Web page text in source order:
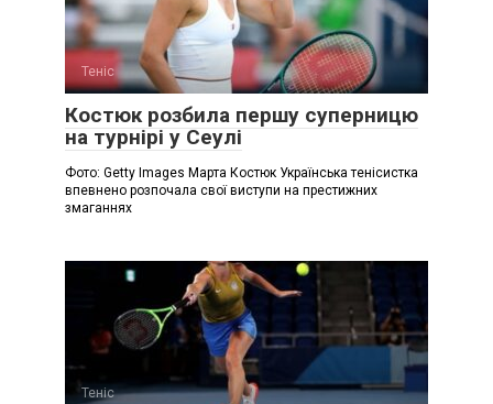
Теніс
Костюк розбила першу суперницю
на турнірі у Сеулі
Фото: Getty Images Марта Костюк Українська тенісистка
впевнено розпочала свої виступи на престижних
змаганнях
Теніс